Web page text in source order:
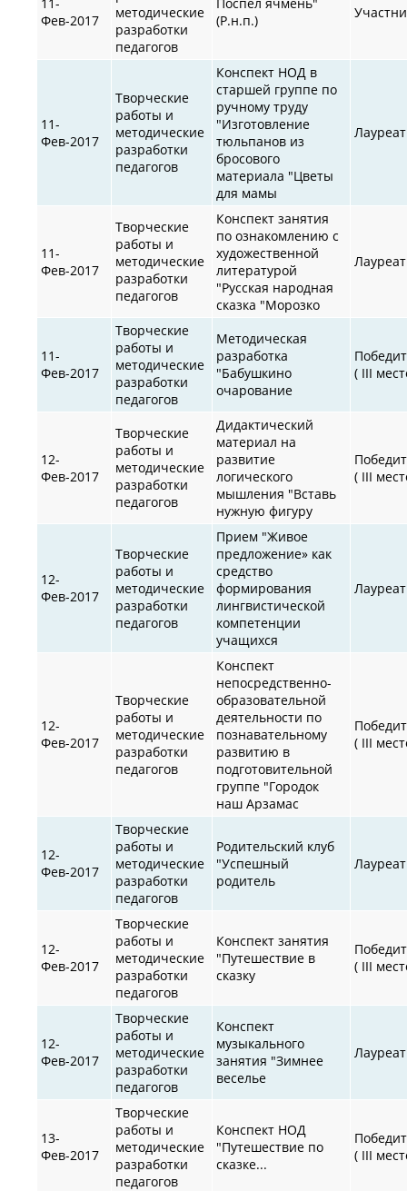
Фев-2017
методические
разработки
педагогов
(Р.н.п.)
11-
Фев-2017
Творческие
работы и
методические
разработки
педагогов
Конспект НОД в
старшей группе по
ручному труду
"Изготовление
тюльпанов из
бросового
материала "Цветы
для мамы
Лауреат
11-
Фев-2017
Творческие
работы и
методические
разработки
педагогов
Конспект занятия
по ознакомлению с
художественной
литературой
"Русская народная
сказка "Морозко
Лауреат
11-
Фев-2017
Творческие
работы и
методические
разработки
педагогов
Методическая
разработка
"Бабушкино
очарование
( III
12-
Фев-2017
Творческие
работы и
методические
разработки
педагогов
Дидактический
материал на
развитие
логического
мышления "Вставь
нужную фигуру
( III
12-
Фев-2017
Творческие
работы и
методические
разработки
педагогов
Прием "Живое
предложение» как
средство
формирования
лингвистической
компетенции
учащихся
Лауреат
12-
Фев-2017
Творческие
работы и
методические
разработки
педагогов
Конспект
непосредственно-
образовательной
деятельности по
познавательному
развитию в
подготовительной
группе "Городок
наш Арзамас
( III
12-
Фев-2017
Творческие
работы и
методические
разработки
педагогов
Родительский клуб
"Успешный
родитель
Лауреат
12-
Фев-2017
Творческие
работы и
методические
разработки
педагогов
Конспект занятия
"Путешествие в
сказку
( III
12-
Фев-2017
Творческие
работы и
методические
разработки
педагогов
Конспект
музыкального
занятия "Зимнее
веселье
Лауреат
13-
Фев-2017
Творческие
работы и
методические
разработки
педагогов
Конспект НОД
"Путешествие по
сказке...
( III